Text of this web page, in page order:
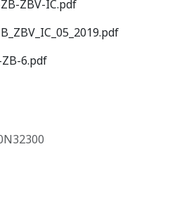
ZBV-IC.pdf
6.pdf